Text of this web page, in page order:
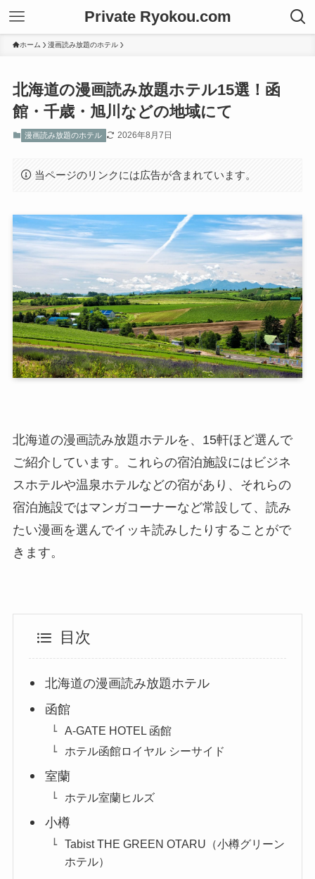
Private Ryokou.com
ホーム 漫画読み放題のホテル
北海道の漫画読み放題ホテル15選！函
館・千歳・旭川などの地域にて
漫画読み放題のホテル 2026年8月7日
当ページのリンクには広告が含まれています。
北海道の漫画読み放題ホテルを、15軒ほど選んで
ご紹介しています。これらの宿泊施設にはビジネ
スホテルや温泉ホテルなどの宿があり、それらの
宿泊施設ではマンガコーナーなど常設して、読み
たい漫画を選んでイッキ読みしたりすることがで
きます。
目次
北海道の漫画読み放題ホテル
函館
A-GATE HOTEL 函館
ホテル函館ロイヤル シーサイド
室蘭
ホテル室蘭ヒルズ
小樽
Tabist THE GREEN OTARU（小樽グリーン
ホテル）